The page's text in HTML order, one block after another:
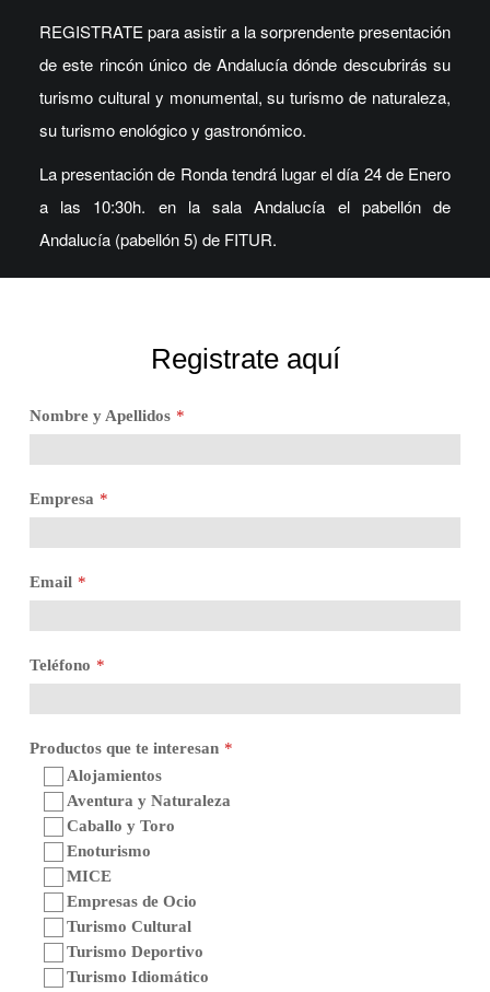
REGISTRATE para asistir a la sorprendente presentación
de este rincón único de Andalucía dónde descubrirás su
turismo cultural y monumental, su turismo de naturaleza,
su turismo enológico y gastronómico.
La presentación de Ronda tendrá lugar el día 24 de Enero
a las 10:30h. en la sala Andalucía el pabellón de
Andalucía (pabellón 5) de FITUR.
Registrate aquí
Nombre y Apellidos *
Empresa *
Email *
Teléfono *
Productos que te interesan *
Alojamientos
Aventura y Naturaleza
Caballo y Toro
Enoturismo
MICE
Empresas de Ocio
Turismo Cultural
Turismo Deportivo
Turismo Idiomático